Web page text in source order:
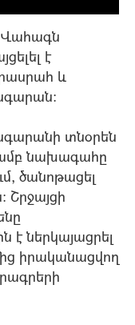
է
և
տնօրեն
նախագահը
ծանոթացել
Շրջայցի
ներկայացրել
իրականացվող